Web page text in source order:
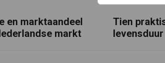
en marktaandeel
markt
Tien
levensduur